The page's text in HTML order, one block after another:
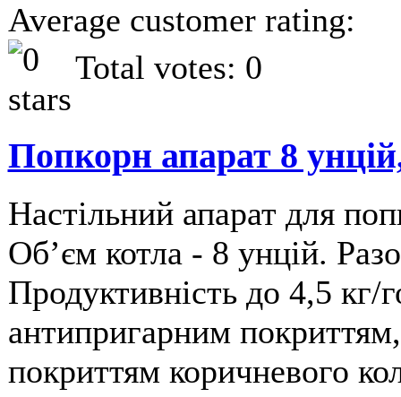
Average customer rating:
Total votes: 0
Попкорн апарат 8
Настільний апарат для
Обʼєм котла - 8 унцій.
Продуктивність до 4,5 кг/
антипригарним
покриттям коричневого